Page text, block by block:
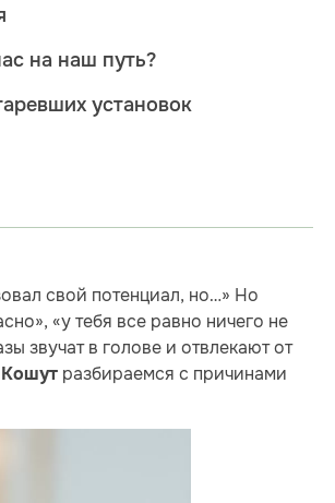
на наш путь?
установок
свой потенциал, но…» Но
«у тебя все равно ничего не
звучат в голове и отвлекают от
разбираемся с причинами